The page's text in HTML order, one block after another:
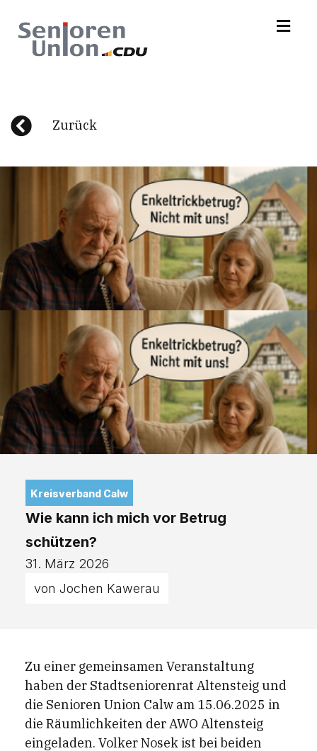
Zurück
Kreisverband Calw
Wie kann ich mich vor Betrug
schützen?
31. März 2026
von Jochen Kawerau
Zu einer gemeinsamen Veranstaltung
haben der Stadtseniorenrat Altensteig und
die Senioren Union Calw am 15.06.2025 in
die Räumlichkeiten der AWO Altensteig
eingeladen. Volker Nosek ist bei beiden